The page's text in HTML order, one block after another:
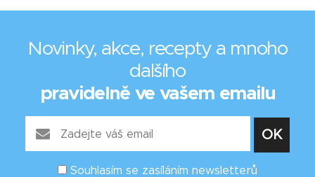
Novinky, akce, recepty a mnoho
dalšího
pravidelně ve vašem emailu
Souhlasím se zasíláním newsletterů